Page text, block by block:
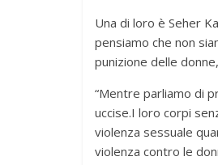
Una di loro è Seher
pensiamo che non
punizione delle
“Mentre parliamo di
uccise.I loro corpi
violenza sessuale
violenza contro le